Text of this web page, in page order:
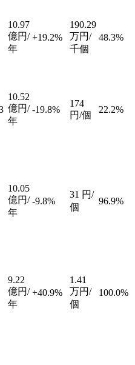
10.97
億円/
年
+19.2%
190.29
万円/
千個
48.3%
10.52
億円/
年
-19.8%
174
円/個
22.2%
10.05
億円/
年
-9.8%
31 円/
個
96.9%
9.22
億円/
年
+40.9%
1.41
万円/
個
100.0%